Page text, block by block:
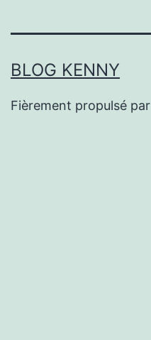
BLOG KENNY
Fièrement propulsé par